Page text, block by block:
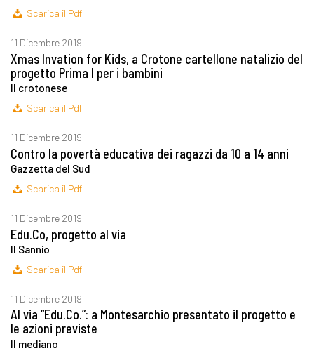
Scarica il Pdf
11 Dicembre 2019
Xmas Invation for Kids, a Crotone cartellone natalizio del
progetto Prima I per i bambini
Il crotonese
Scarica il Pdf
11 Dicembre 2019
Contro la povertà educativa dei ragazzi da 10 a 14 anni
Gazzetta del Sud
Scarica il Pdf
11 Dicembre 2019
Edu.Co, progetto al via
Il Sannio
Scarica il Pdf
11 Dicembre 2019
Al via “Edu.Co.”: a Montesarchio presentato il progetto e
le azioni previste
Il mediano